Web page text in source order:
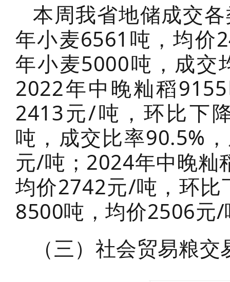
本周我省地储成交
年小麦6561吨，均价
年小麦5000吨，成交
2022年中晚籼稻
2413元/吨，环比下
吨，成交比率90.5%
元/吨；2024年中晚籼
均价2742元/吨，环
8500吨，均价2506元/
（三）社会贸易粮交